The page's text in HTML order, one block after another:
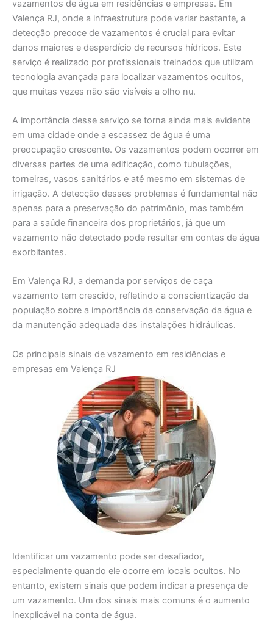
vazamentos de água em residências e empresas. Em
Valença RJ, onde a infraestrutura pode variar bastante, a
detecção precoce de vazamentos é crucial para evitar
danos maiores e desperdício de recursos hídricos. Este
serviço é realizado por profissionais treinados que utilizam
tecnologia avançada para localizar vazamentos ocultos,
que muitas vezes não são visíveis a olho nu.
A importância desse serviço se torna ainda mais evidente
em uma cidade onde a escassez de água é uma
preocupação crescente. Os vazamentos podem ocorrer em
diversas partes de uma edificação, como tubulações,
torneiras, vasos sanitários e até mesmo em sistemas de
irrigação. A detecção desses problemas é fundamental não
apenas para a preservação do patrimônio, mas também
para a saúde financeira dos proprietários, já que um
vazamento não detectado pode resultar em contas de água
exorbitantes.
Em Valença RJ, a demanda por serviços de caça
vazamento tem crescido, refletindo a conscientização da
população sobre a importância da conservação da água e
da manutenção adequada das instalações hidráulicas.
Os principais sinais de vazamento em residências e
empresas em Valença RJ
Identificar um vazamento pode ser desafiador,
especialmente quando ele ocorre em locais ocultos. No
entanto, existem sinais que podem indicar a presença de
um vazamento. Um dos sinais mais comuns é o aumento
inexplicável na conta de água.